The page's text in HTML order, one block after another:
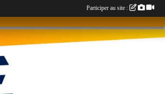
Participer au site :